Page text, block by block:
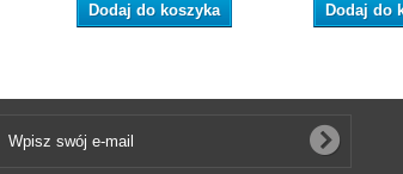
Dodaj do koszyka Dodaj do